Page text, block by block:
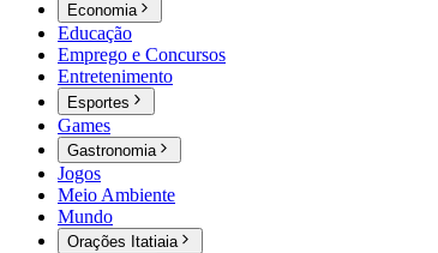
Economia
Educação
Emprego e Concursos
Entretenimento
Esportes
Games
Gastronomia
Jogos
Meio Ambiente
Mundo
Orações Itatiaia